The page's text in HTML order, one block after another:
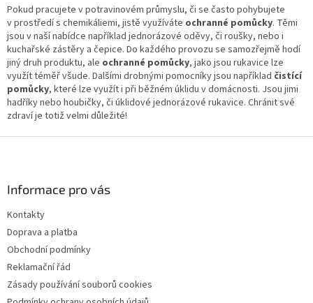
l
á
d
a
c
í
p
r
y
Pokud pracujete v potravinovém průmyslu, či se často pohybujete
v prostředí s chemikáliemi, jistě využíváte ochranné pomůcky. Těmi
jsou v naší nabídce například jednorázové oděvy, či roušky, nebo i
kuchařské zástěry a čepice. Do každého provozu se samozřejmě hodí
jiný druh produktu, ale ochranné pomůcky, jako jsou rukavice lze
využít téměř všude. Dalšími drobnými pomocníky jsou například čistící
pomůcky, které lze využít i při běžném úklidu v domácnosti. Jsou jimi
hadříky nebo houbičky, či úklidové jednorázové rukavice. Chránit své
zdraví je totiž velmi důležité!
Informace pro vás
Kontakty
Doprava a platba
Obchodní podmínky
Reklamační řád
Zásady používání souborů cookies